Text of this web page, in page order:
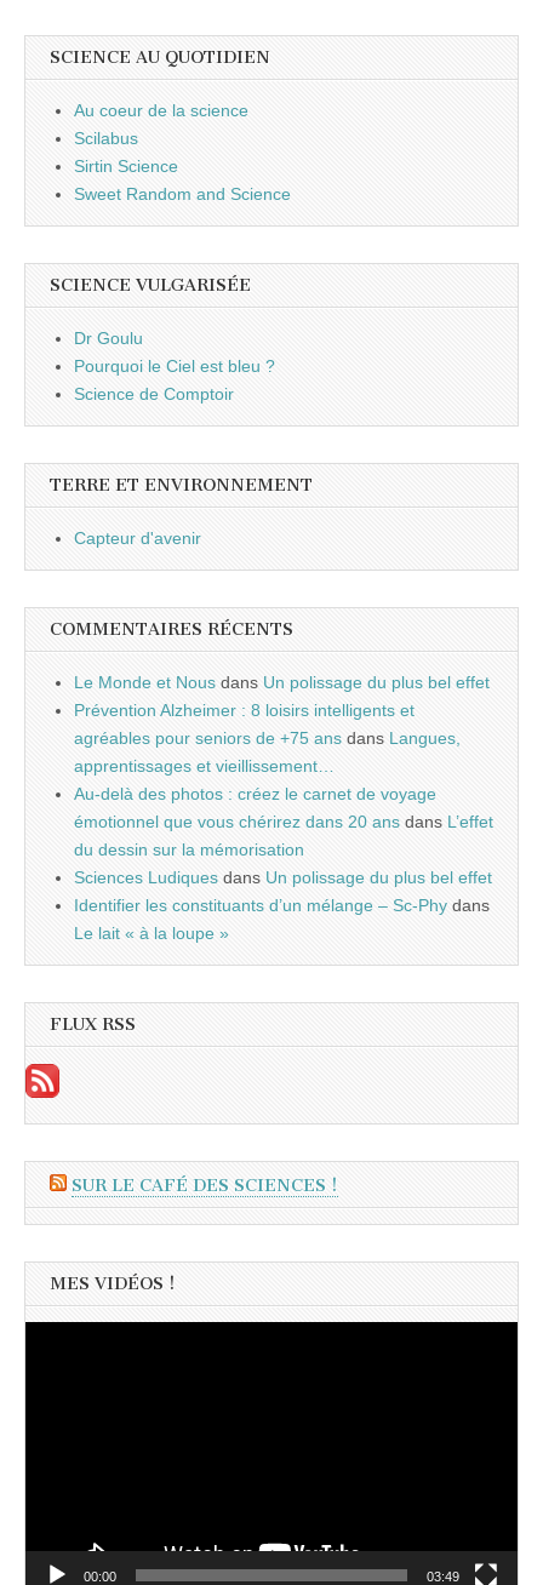
SCIENCE AU QUOTIDIEN
Au coeur de la science
Scilabus
Sirtin Science
Sweet Random and Science
SCIENCE VULGARISÉE
Dr Goulu
Pourquoi le Ciel est bleu ?
Science de Comptoir
TERRE ET ENVIRONNEMENT
Capteur d'avenir
COMMENTAIRES RÉCENTS
Le Monde et Nous dans Un polissage du plus bel effet
Prévention Alzheimer : 8 loisirs intelligents et
agréables pour seniors de +75 ans dans Langues,
apprentissages et vieillissement…
Au-delà des photos : créez le carnet de voyage
émotionnel que vous chérirez dans 20 ans dans L’effet
du dessin sur la mémorisation
Sciences Ludiques dans Un polissage du plus bel effet
Identifier les constituants d’un mélange – Sc-Phy dans
Le lait « à la loupe »
FLUX RSS
SUR LE CAFÉ DES SCIENCES !
MES VIDÉOS !
00:00 03:49